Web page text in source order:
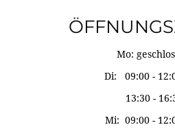
Mo:
Di: 09:00 -
13:30 -
Mi: 09:00 -